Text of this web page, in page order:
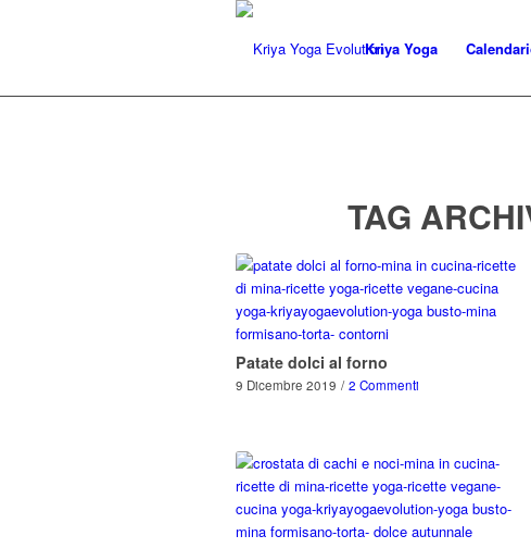
Kriya Yoga
TAG
Patate dolci al forno
9 Dicembre 2019 / 2 Commenti